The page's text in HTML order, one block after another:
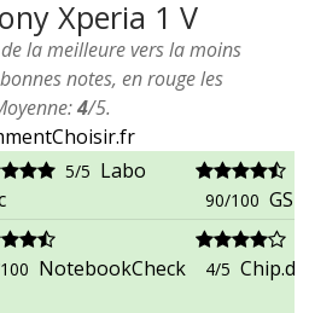
Xperia 1 V
la meilleure vers la moins
notes, en rouge les
4/5.
5/5 Labo
90/100
NotebookCheck 4/5 Chip.de